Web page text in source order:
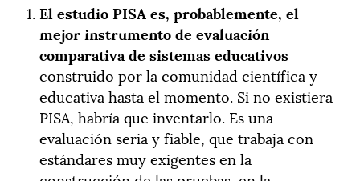
El estudio PISA es, probablemente, el
mejor instrumento de evaluación
comparativa de sistemas educativos
construido por la comunidad científica y
educativa hasta el momento. Si no existiera
PISA, habría que inventarlo. Es una
evaluación seria y fiable, que trabaja con
estándares muy exigentes en la